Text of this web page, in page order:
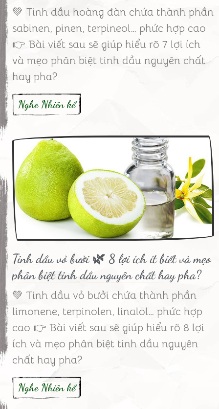
💚 Tinh dầu hoàng đàn chứa thành phần
sabinen, pinen, terpineol… phức hợp cao
👉 Bài viết sau sẽ giúp hiểu rõ 7 lợi ích
và mẹo phân biệt tinh dầu nguyên chất
hay pha?
Nghe Nhiên kể
Tinh dầu vỏ bưởi 🌿 8 lợi ích ít biết và mẹo
phân biệt tinh dầu nguyên chất hay pha?
💚 Tinh dầu vỏ bưởi chứa thành phần
limonene, terpinolen, linalol… phức hợp
cao 👉 Bài viết sau sẽ giúp hiểu rõ 8 lợi
ích và mẹo phân biệt tinh dầu nguyên
chất hay pha?
Nghe Nhiên kể